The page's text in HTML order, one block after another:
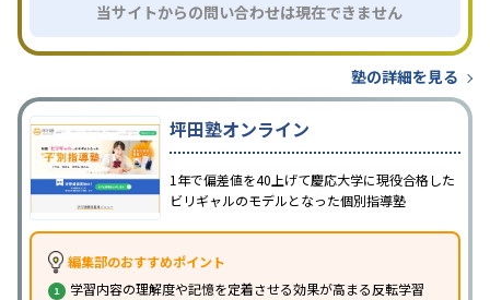
当サイトからの問い合わせは現在できません
塾の詳細を見る
坪田塾オンライン
1年で偏差値を40上げて慶応大学に現役合格した
ビリギャルのモデルとなった個別指導塾
編集部のおすすめポイント
学習内容の理解度や記憶を定着させる効果が高まる反転学習